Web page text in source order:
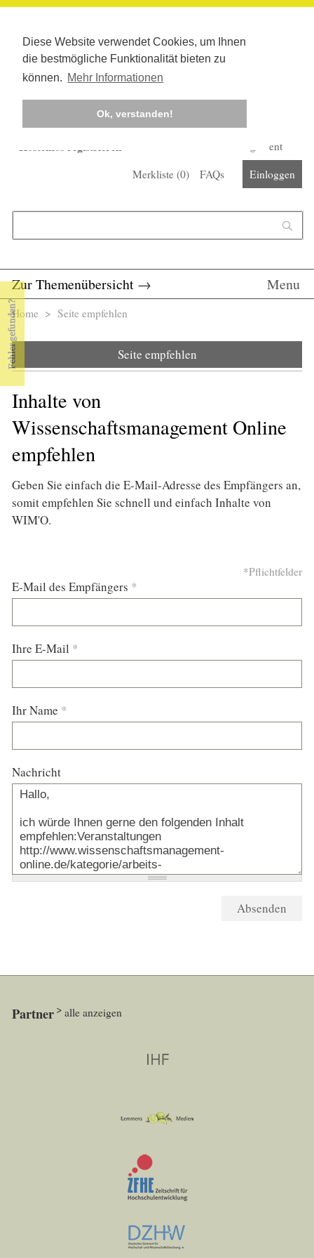
Diese Website verwendet Cookies, um Ihnen
die bestmögliche Funktionalität bieten zu
können. Mehr Informationen
Ok, verstanden!
Kostenlos registrieren
Corona-Management
Merkliste (0) FAQs Einloggen
Zur Themenübersicht → Menu
Sie sind hier
Home > Seite empfehlen
Seite empfehlen
Inhalte von
Wissenschaftsmanagement Online
empfehlen
Geben Sie einfach die E-Mail-Adresse des Empfängers an,
somit empfehlen Sie schnell und einfach Inhalte von
WIM'O.
*Pflichtfelder
E-Mail des Empfängers *
Ihre E-Mail *
Ihr Name *
Nachricht
Partner alle anzeigen